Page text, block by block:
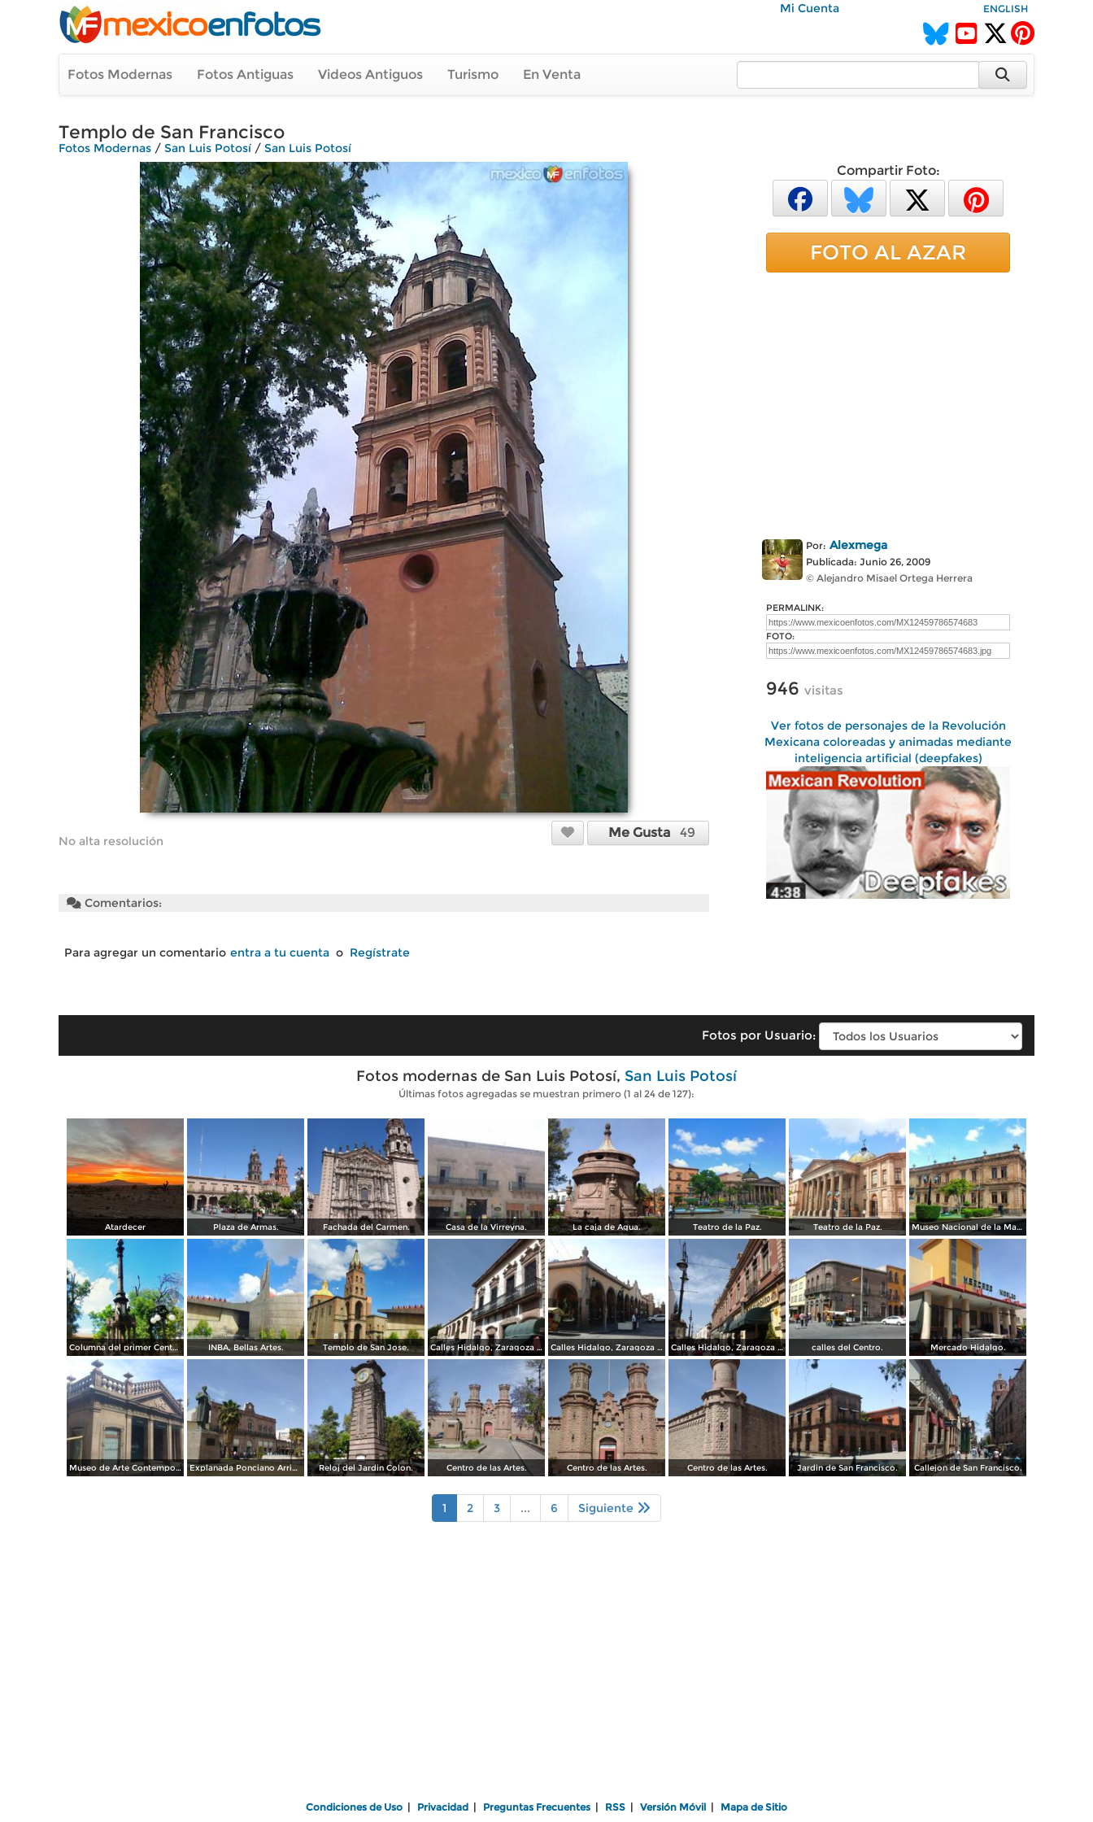
Mi Cuenta ENGLISH
Fotos Modernas Fotos Antiguas Videos Antiguos Turismo En Venta
Templo de San Francisco
Fotos Modernas / San Luis Potosí / San Luis Potosí
No alta resolución
Me Gusta 49
Comentarios:
Para agregar un comentario entra a tu cuenta o Regístrate
Compartir Foto:
FOTO AL AZAR
Por: Alexmega
Publicada: Junio 26, 2009
© Alejandro Misael Ortega Herrera
PERMALINK:
FOTO:
946 visitas
Ver fotos de personajes de la Revolución
Mexicana coloreadas y animadas mediante
inteligencia artificial (deepfakes)
Fotos por Usuario:
Fotos modernas de San Luis Potosí, San Luis Potosí
Últimas fotos agregadas se muestran primero (1 al 24 de 127):
Atardecer Plaza de Armas. Fachada del Carmen. Casa de la Virreyna. La caja de Agua. Teatro de la Paz. Teatro de la Paz. Museo Nacional de la Mascara.
Columna del primer Centenario de Mexico. INBA, Bellas Artes. Templo de San Jose. Calles Hidalgo, Zaragoza y calzada de Guadalupe. Calles Hidalgo, Zaragoza y calzada de Guadalupe. Calles Hidalgo, Zaragoza y calzada de Guadalupe. calles del Centro. Mercado Hidalgo.
Museo de Arte Contemporaneo, Antigua oficina postal. Explanada Ponciano Arriaga, frente al mercado Hidalgo. Reloj del Jardin Colon. Centro de las Artes. Centro de las Artes. Centro de las Artes. Jardin de San Francisco. Callejon de San Francisco.
1 2 3 ... 6 Siguiente
Condiciones de Uso Privacidad Preguntas Frecuentes RSS Versión Móvil Mapa de Sitio